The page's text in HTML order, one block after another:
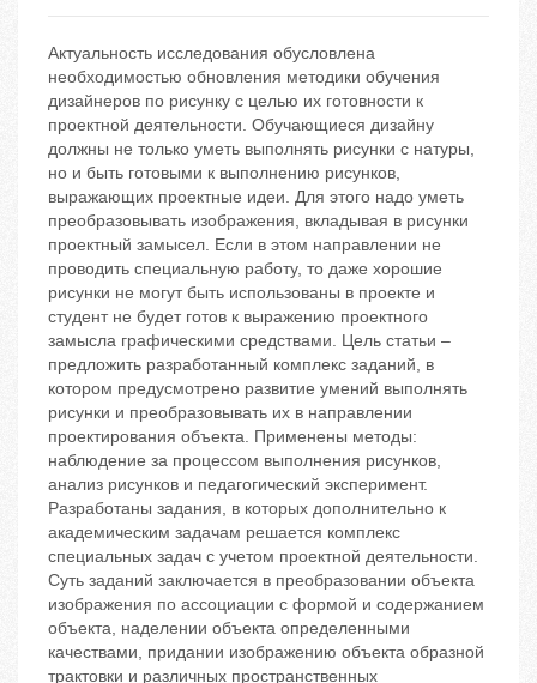
Актуальность исследования обусловлена
необходимостью обновления методики обучения
дизайнеров по рисунку с целью их готовности к
проектной деятельности. Обучающиеся дизайну
должны не только уметь выполнять рисунки с натуры,
но и быть готовыми к выполнению рисунков,
выражающих проектные идеи. Для этого надо уметь
преобразовывать изображения, вкладывая в рисунки
проектный замысел. Если в этом направлении не
проводить специальную работу, то даже хорошие
рисунки не могут быть использованы в проекте и
студент не будет готов к выражению проектного
замысла графическими средствами. Цель статьи –
предложить разработанный комплекс заданий, в
котором предусмотрено развитие умений выполнять
рисунки и преобразовывать их в направлении
проектирования объекта. Применены методы:
наблюдение за процессом выполнения рисунков,
анализ рисунков и педагогический эксперимент.
Разработаны задания, в которых дополнительно к
академическим задачам решается комплекс
специальных задач с учетом проектной деятельности.
Суть заданий заключается в преобразовании объекта
изображения по ассоциации с формой и содержанием
объекта, наделении объекта определенными
качествами, придании изображению объекта образной
трактовки и различных пространственных